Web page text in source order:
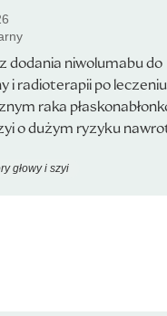
dodania niwolumabu do
i radioterapii po leczeniu
raka
o dużym ryzyku
głowy i szyi